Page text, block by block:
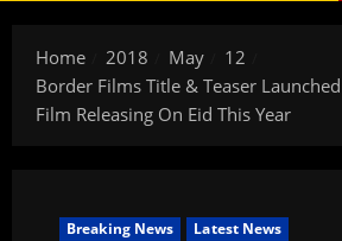
Home 2018 May
12
Border Films Title & Teaser
Film Releasing On Eid This Year
Breaking News
Latest News